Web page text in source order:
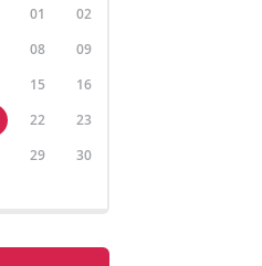
01
02
08
09
15
16
22
23
29
30